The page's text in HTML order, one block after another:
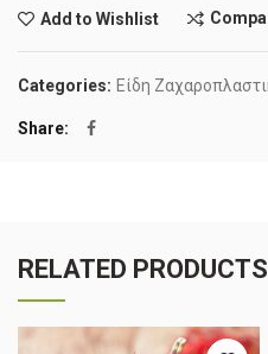
Add to Wishlist
Categories: Είδη
Share
RELATED PRODUCTS